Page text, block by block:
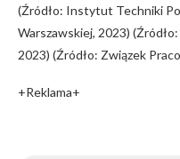
(Źródło: Instytut Techniki
Warszawskiej, 2023)
2023) (Źródło: Związek
+Reklama+